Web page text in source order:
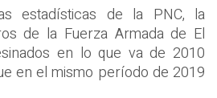
estadísticas de la PNC, la
de la Fuerza Armada de El
en lo que va de 2010
en el mismo período de 2019